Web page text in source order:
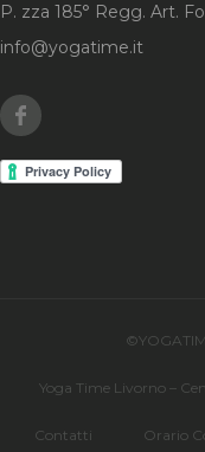
P. zza 185° Regg. Art.
info@yogatime.it
Yoga Time Livorno –
Contatti
Orario